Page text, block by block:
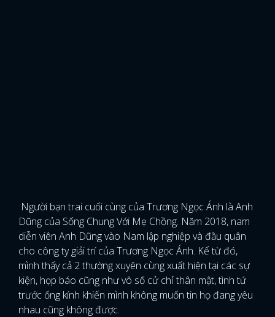
Người bạn trai cuối cùng của Trương Ngọc Ánh là Anh
Dũng của Sống Chung Với Mẹ Chồng. Năm 2018, nam
diễn viên Anh Dũng vào Nam lập nghiệp và đầu quân
cho công ty giải trí của Trương Ngọc Ánh. Kể từ đó,
mình thấy cả 2 thường xuyên cùng xuất hiện tại các sự
kiện, họp báo cũng như vô số cử chỉ thân mật, tình tứ
trước ống kính khiến mình không muốn tin họ đang yêu
nhau cũng không được.